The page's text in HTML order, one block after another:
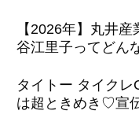
【2026年】丸井
谷江里子ってどん
タイトー タイク
は超ときめき♡宣